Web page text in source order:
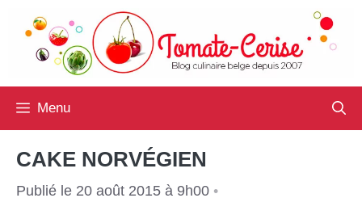
contenu
Menu
CAKE NORVÉGIEN
Publié le 20 août 2015 à 9h00 •